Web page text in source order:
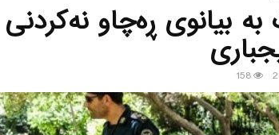
بیانوی ڕەچاو نەکردنی
158